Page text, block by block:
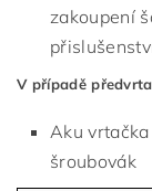
zakoupení
V případě
Aku
šroubovák